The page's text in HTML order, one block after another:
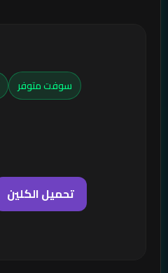
سوفت متوفر
تحميل الكلين